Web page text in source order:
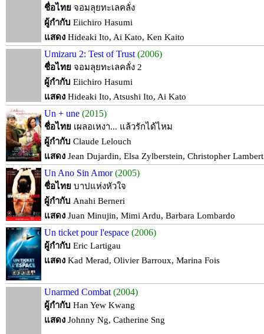
ชื่อไทย จอมลุยทะเลคลั่ง
ผู้กำกับ Eiichiro Hasumi
แสดง Hideaki Ito, Ai Kato, Ken Kaito
Umizaru 2: Test of Trust (2006)
ชื่อไทย จอมลุยทะเลคลั่ง 2
ผู้กำกับ Eiichiro Hasumi
แสดง Hideaki Ito, Atsushi Ito, Ai Kato
Un + une (2015)
ชื่อไทย เผลอเหงา... แล้วรักได้ไหม
ผู้กำกับ Claude Lelouch
แสดง Jean Dujardin, Elsa Zylberstein, Christopher Lambert
Un Ano Sin Amor(2005)
ชื่อไทย บาปแห่งหัวใจ
ผู้กำกับ Anahi Berneri
แสดง Juan Minujin, Mimi Ardu, Barbara Lombardo
Un ticket pour l'espace (2006)
ผู้กำกับ Eric Lartigau
แสดง Kad Merad, Olivier Barroux, Marina Fois
Unarmed Combat (2004)
ผู้กำกับ Han Yew Kwang
แสดง Johnny Ng, Catherine Sng